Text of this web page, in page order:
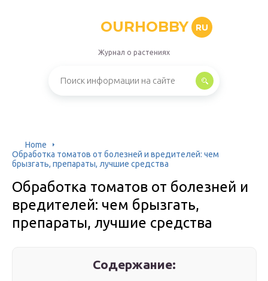
OURHOBBY RU
Журнал о растениях
Home
Обработка томатов от болезней и вредителей: чем
брызгать, препараты, лучшие средства
Обработка томатов от болезней и
вредителей: чем брызгать,
препараты, лучшие средства
Содержание: